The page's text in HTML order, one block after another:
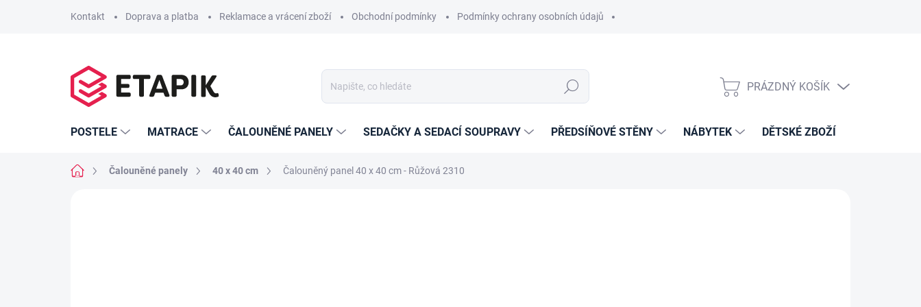
Kontakt Doprava a platba Reklamace a vrácení zboží Obchodní podmínky Podmínky ochrany osobních údajů
Hledat
NÁKUPNÍ
PRÁZDNÝ KOŠÍK
POSTELE MATRACE ČALOUNĚNÉ PANELY SEDAČKY A SEDACÍ SOUPRAVY PŘEDSÍŇOVÉ STĚNY NÁBYTEK DĚTSKÉ ZBOŽÍ
Domů Čalouněné panely 40 x 40 cm Čalouněný panel 40 x 40 cm - Růžová 2310